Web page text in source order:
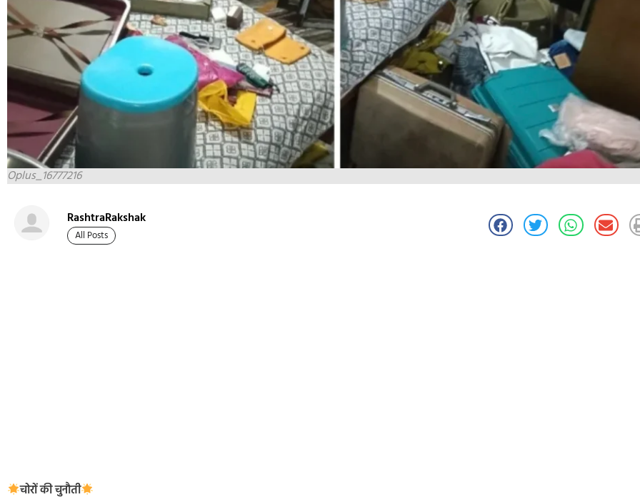
Oplus_16777216
RashtraRakshak
All Posts
चोरों की चुनौती